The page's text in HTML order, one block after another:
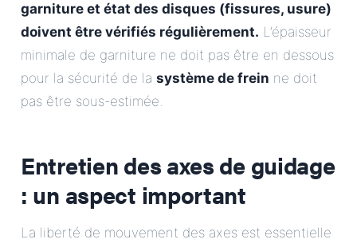
garniture et état des disques (fissures, usure)
doivent être vérifiés régulièrement. L’épaisseur
minimale de garniture ne doit pas être en dessous
pour la sécurité de la système de frein ne doit
pas être sous-estimée.
Entretien des axes de guidage
: un aspect important
La liberté de mouvement des axes est essentielle